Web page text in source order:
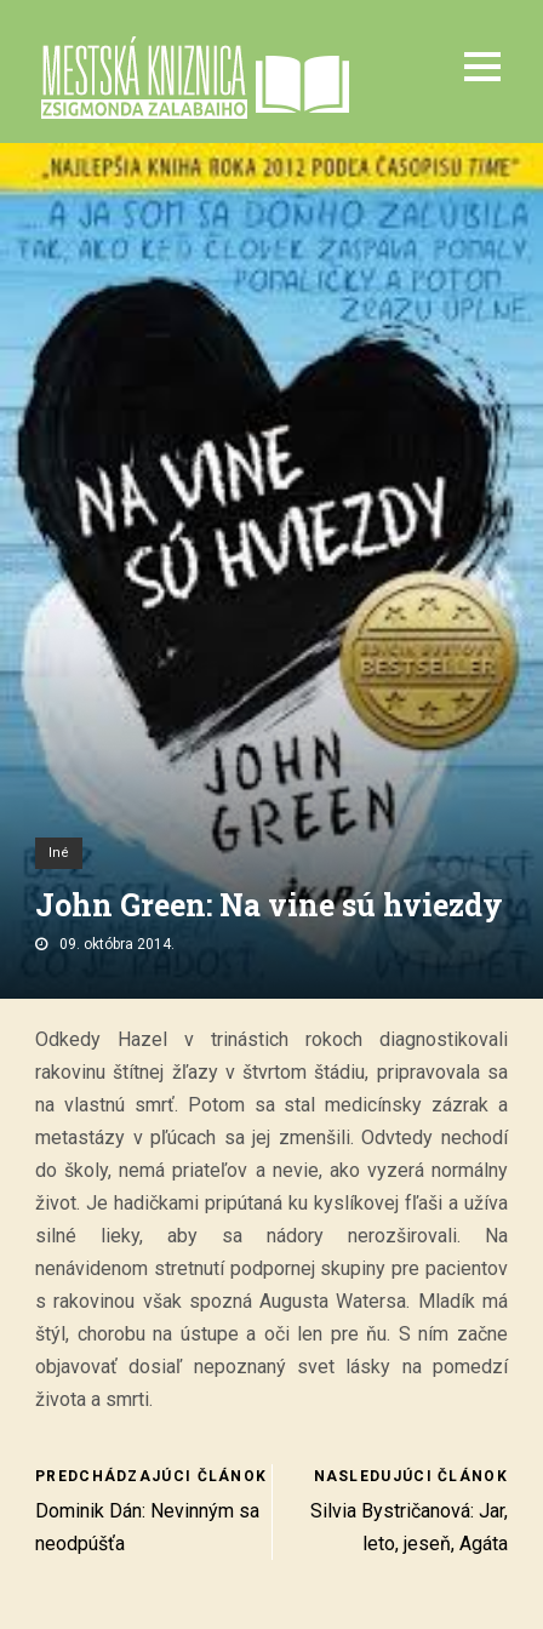
Iné
John Green: Na vine sú hviezdy
09. októbra 2014.
Odkedy Hazel v trinástich rokoch diagnostikovali
rakovinu štítnej žľazy v štvrtom štádiu, pripravovala sa
na vlastnú smrť. Potom sa stal medicínsky zázrak a
metastázy v pľúcach sa jej zmenšili. Odvtedy nechodí
do školy, nemá priateľov a nevie, ako vyzerá normálny
život. Je hadičkami pripútaná ku kyslíkovej fľaši a užíva
silné lieky, aby sa nádory nerozširovali. Na
nenávidenom stretnutí podpornej skupiny pre pacientov
s rakovinou však spozná Augusta Watersa. Mladík má
štýl, chorobu na ústupe a oči len pre ňu. S ním začne
objavovať dosiaľ nepoznaný svet lásky na pomedzí
života a smrti.
PREDCHÁDZAJÚCI ČLÁNOK
Dominik Dán: Nevinným sa
neodpúšťa
NASLEDUJÚCI ČLÁNOK
Silvia Bystričanová: Jar,
leto, jeseň, Agáta